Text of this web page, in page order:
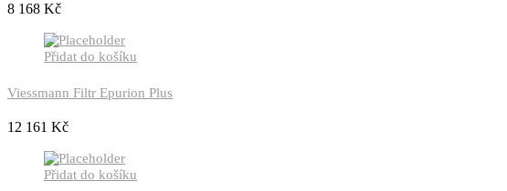
8 168 Kč
Přidat do košíku
Viessmann Filtr Epurion Plus
12 161 Kč
Přidat do košíku